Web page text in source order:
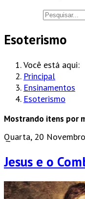
Esoterismo
Você está aqui:
Principal
Ensinamentos
Esoterismo
Mostrando itens por
Quarta, 20
Jesus e o